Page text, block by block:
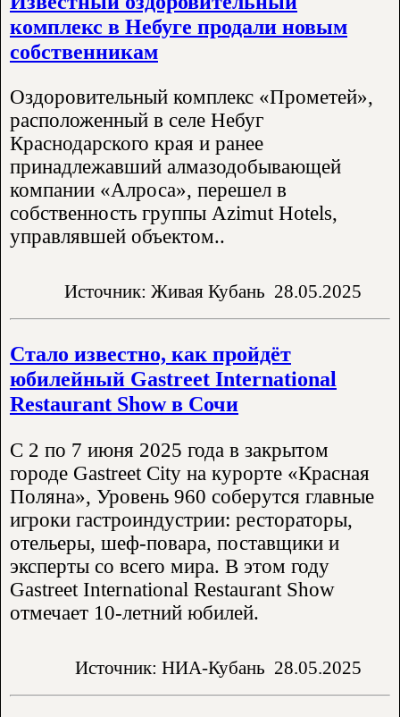
комплекс в Небуге продали новым
собственникам
Оздоровительный комплекс «Прометей»,
расположенный в селе Небуг
Краснодарского края и ранее
принадлежавший алмазодобывающей
компании «Алроса», перешел в
собственность группы Azimut Hotels,
управлявшей объектом..
Источник: Живая Кубань 28.05.2025
Стало известно, как пройдёт
юбилейный Gastreet International
Restaurant Show в Сочи
С 2 по 7 июня 2025 года в закрытом
городе Gastreet City на курорте «Красная
Поляна», Уровень 960 соберутся главные
игроки гастроиндустрии: рестораторы,
отельеры, шеф-повара, поставщики и
эксперты со всего мира. В этом году
Gastreet International Restaurant Show
отмечает 10-летний юбилей.
Источник: НИА-Кубань 28.05.2025